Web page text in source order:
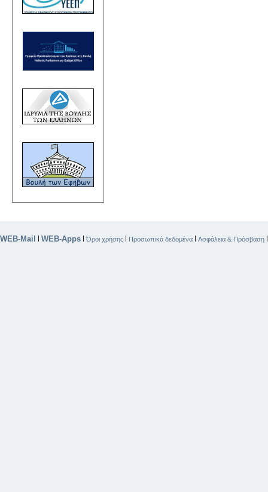
WEB-Mail WEB-Apps |Όροι χρήσης Προσωπικά δεδομένα Ασφάλεια & Πρόσβαση